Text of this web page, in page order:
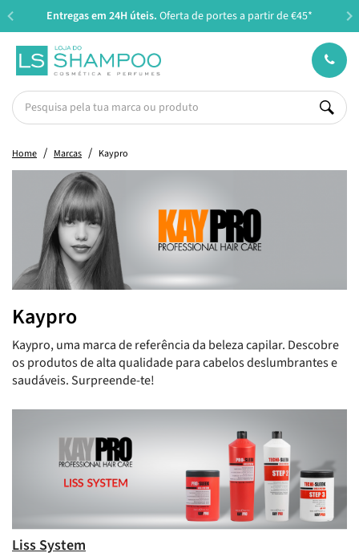
Entregas em 24H úteis. Oferta de portes a partir de €45*
Home Marcas Kaypro
Kaypro
Kaypro, uma marca de referência da beleza capilar. Descobre
os produtos de alta qualidade para cabelos deslumbrantes e
saudáveis. Surpreende-te!
Liss System